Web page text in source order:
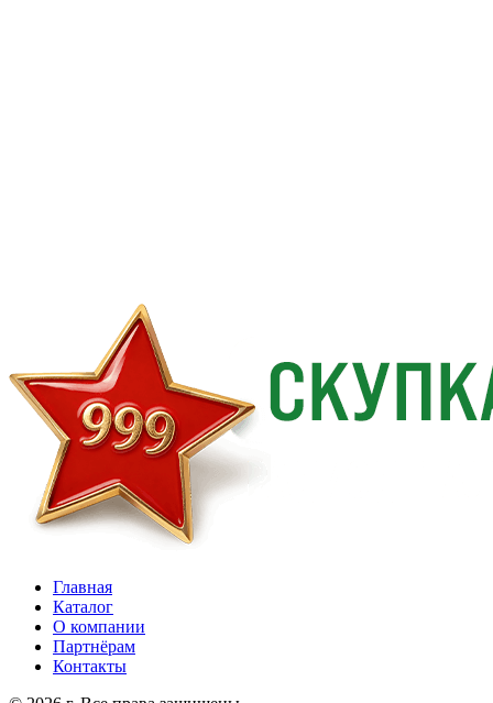
Главная
Каталог
О компании
Партнёрам
Контакты